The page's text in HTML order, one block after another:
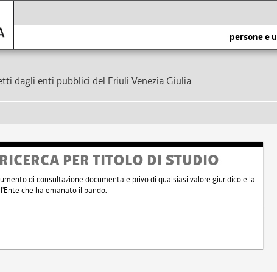
persone e
dagli enti pubblici del Friuli Venezia Giulia
PER TITOLO DI STUDIO
di consultazione documentale privo di qualsiasi valore giuridico e la
che ha emanato il bando.